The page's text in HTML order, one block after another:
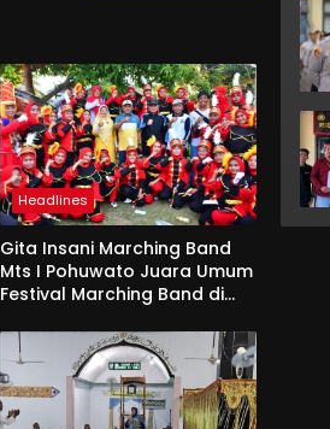
Headlines
Gita Insani Marching Band
Mts I Pohuwato Juara Umum
Festival Marching Band di